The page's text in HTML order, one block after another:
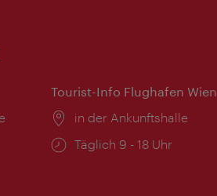
Tourist-Info Flughafen Wien
Ort:
in der Ankunftshalle
Öffnungszeiten:
Täglich 9 - 18 Uhr